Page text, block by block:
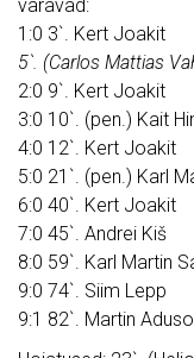
väravad:
1:0 3`. Kert Joakit
5`. (Carlos Mattias
2:0 9`. Kert Joakit
3:0 10`. (pen.) Kait
4:0 12`. Kert Joakit
5:0 21`. (pen.) Karl
6:0 40`. Kert Joakit
7:0 45`. Andrei Kiš
8:0 59`. Karl Martin
9:0 74`. Siim Lepp
9:1 82`. Martin